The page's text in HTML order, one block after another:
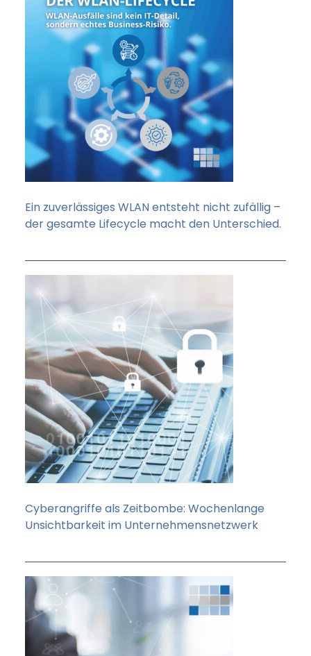
Ein zuverlässiges WLAN entsteht nicht zufällig –
der gesamte Lifecycle macht den Unterschied.
Cyberangriffe als Zeitbombe: Wochenlange
Unsichtbarkeit im Unternehmensnetzwerk